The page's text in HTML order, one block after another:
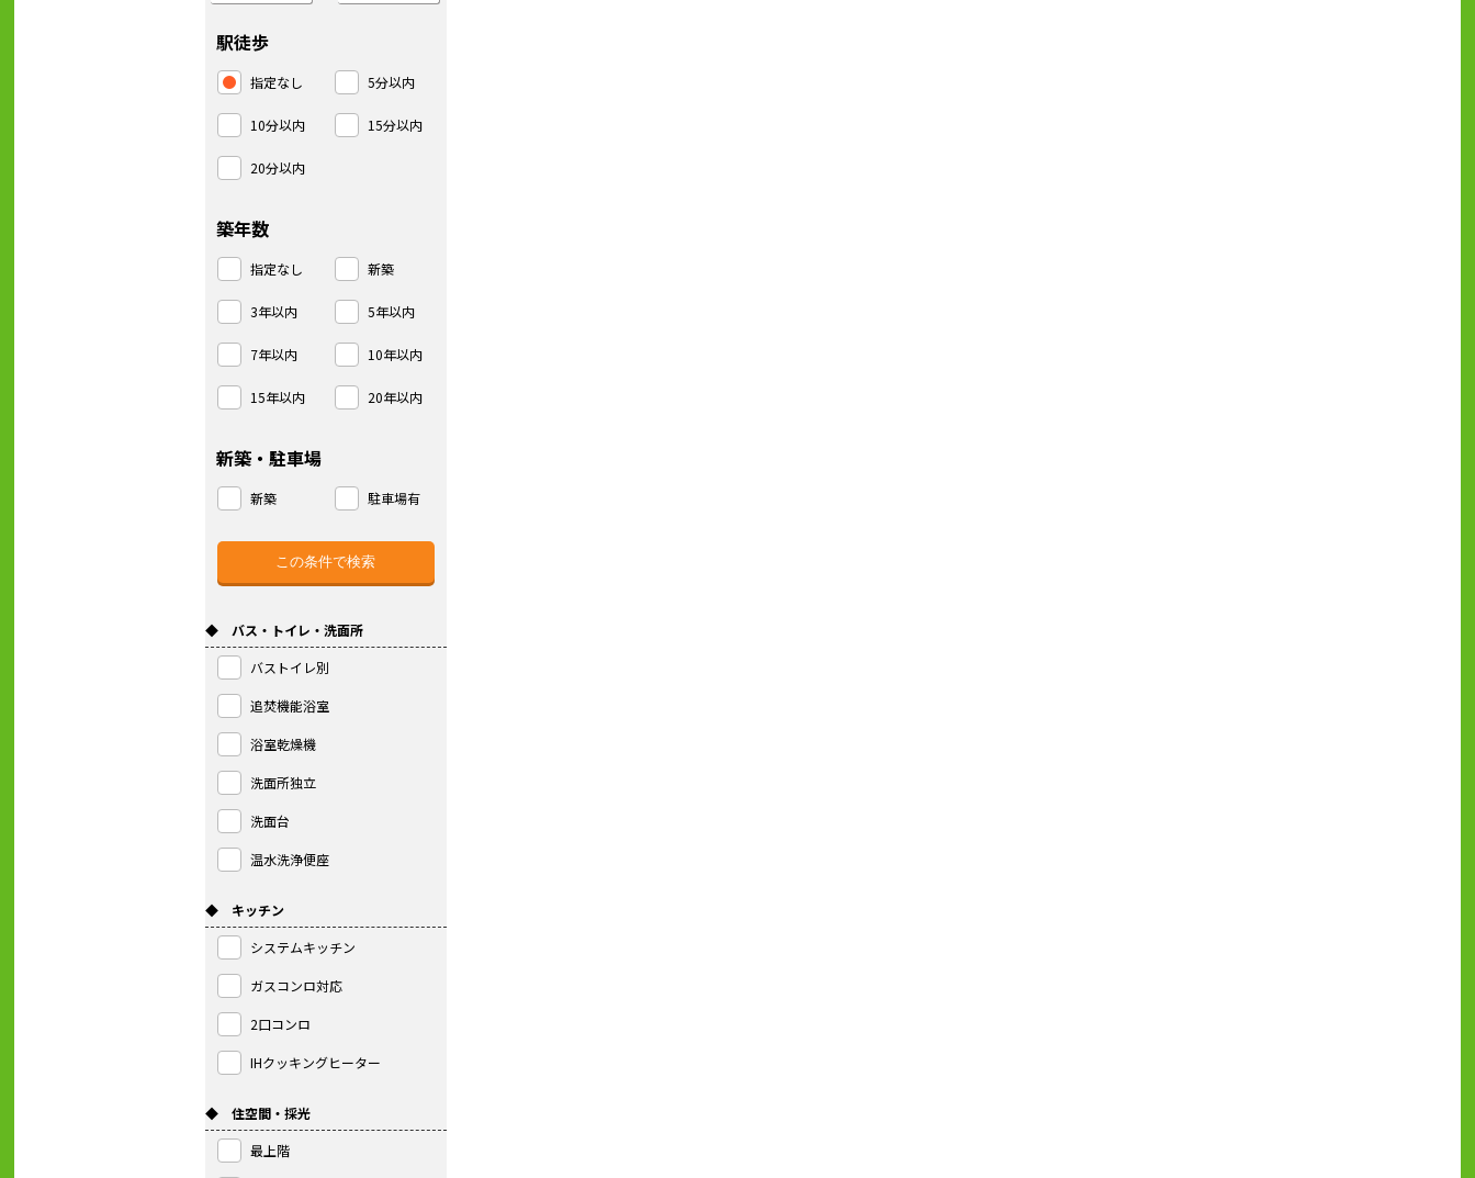
駅徒歩
指定なし 5分以内
10分以内 15分以内
20分以内
築年数
指定なし 新築
3年以内 5年以内
7年以内 10年以内
15年以内 20年以内
新築・駐車場
新築 駐車場有
◆ バス・トイレ・洗面所
バストイレ別
追焚機能浴室
浴室乾燥機
洗面所独立
洗面台
温水洗浄便座
◆ キッチン
システムキッチン
ガスコンロ対応
2口コンロ
IHクッキングヒーター
◆ 住空間・採光
最上階